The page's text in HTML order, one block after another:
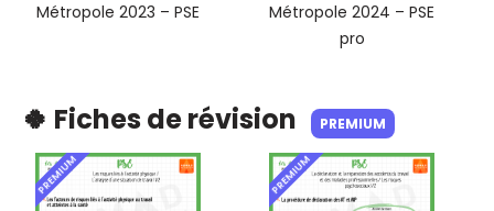
Métropole 2023 – PSE
Métropole 2024 – PSE
pro
🍀 Fiches de révision PREMIUM
PREMIUM PREMIUM